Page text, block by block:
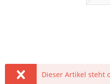
Dieser Artikel steht